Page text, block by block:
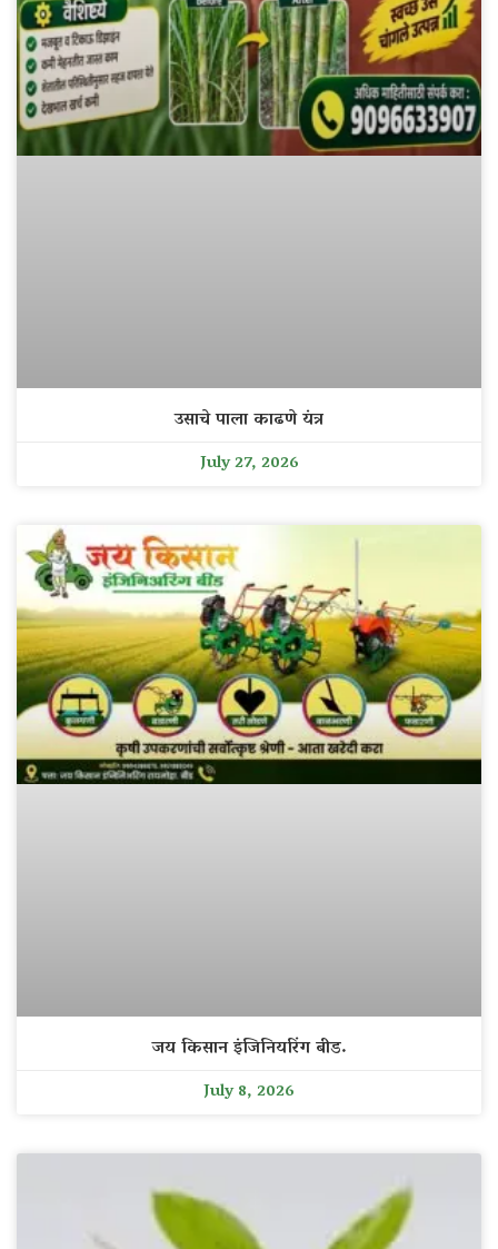
उसाचे पाला काढणे यंत्र
July 27, 2026
जय किसान इंजिनियरिंग बीड.
July 8, 2026